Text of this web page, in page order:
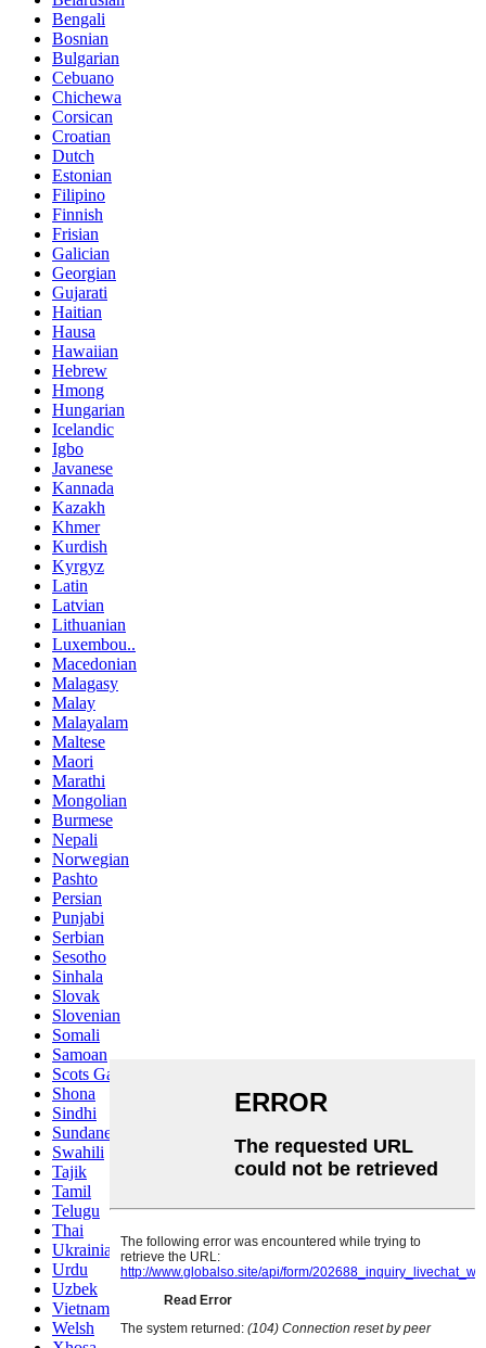
Bengali
Bosnian
Bulgarian
Cebuano
Chichewa
Corsican
Croatian
Dutch
Estonian
Filipino
Finnish
Frisian
Galician
Georgian
Gujarati
Haitian
Hausa
Hawaiian
Hebrew
Hmong
Hungarian
Icelandic
Igbo
Javanese
Kannada
Kazakh
Khmer
Kurdish
Kyrgyz
Latin
Latvian
Lithuanian
Luxembou..
Macedonian
Malagasy
Malay
Malayalam
Maltese
Maori
Marathi
Mongolian
Burmese
Nepali
Norwegian
Pashto
Persian
Punjabi
Serbian
Sesotho
Sinhala
Slovak
Slovenian
Somali
Samoan
Scots Gaelic
Shona
Sindhi
Sundanese
Swahili
Tajik
Tamil
Telugu
Thai
Ukrainian
Urdu
Uzbek
Vietnamese
Welsh